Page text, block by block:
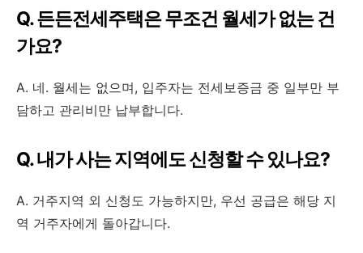
Q. 든든전세주택은 무조건 월세가 없는 건
가요?
A. 네. 월세는 없으며, 입주자는 전세보증금 중 일부만 부
담하고 관리비만 납부합니다.
Q. 내가 사는 지역에도 신청할 수 있나요?
A. 거주지역 외 신청도 가능하지만, 우선 공급은 해당 지
역 거주자에게 돌아갑니다.